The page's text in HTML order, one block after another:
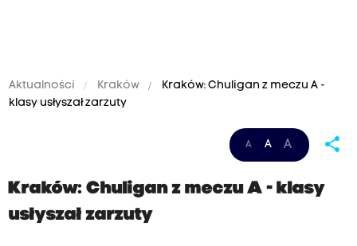
Aktualności Kraków
Kraków: Chuligan z meczu A -
klasy usłyszał zarzuty
A A A share
Kraków: Chuligan z meczu A - klasy
usłyszał zarzuty